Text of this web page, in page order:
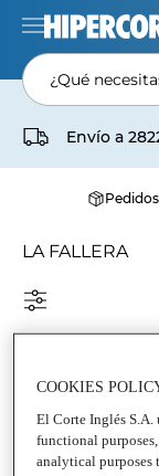
¿Qué
Envío a
Pedidos
LA FALLERA
COOKIES
El Corte Inglés
functional
analytical purposes